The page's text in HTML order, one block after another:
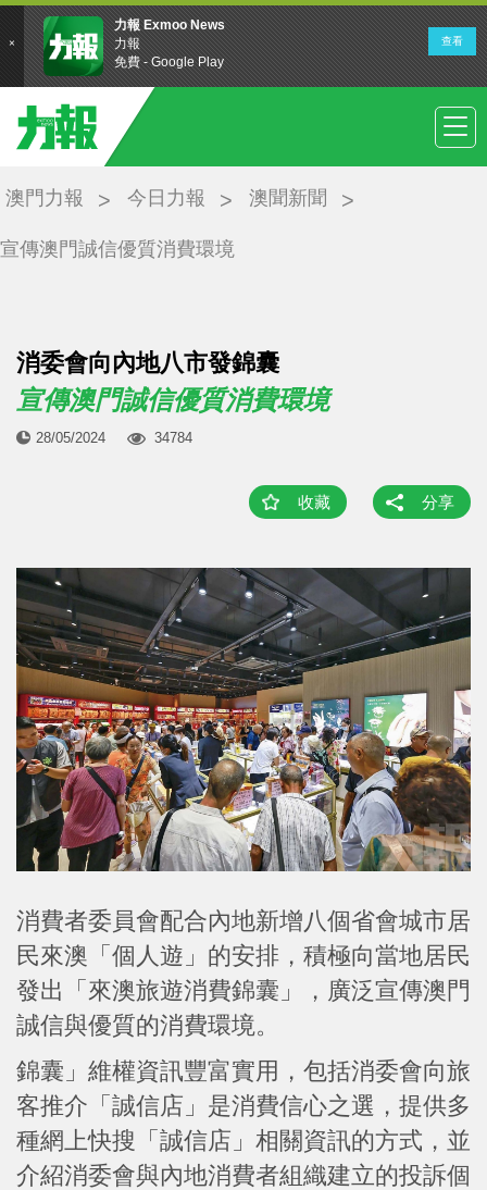
澳門力報 今日力報 澳聞新聞
宣傳澳門誠信優質消費環境
消委會向內地八市發錦囊
宣傳澳門誠信優質消費環境
28/05/2024 34784
收藏 分享
消費者委員會配合內地新增八個省會城市居
民來澳「個人遊」的安排，積極向當地居民
發出「來澳旅遊消費錦囊」，廣泛宣傳澳門
誠信與優質的消費環境。
錦囊」維權資訊豐富實用，包括消委會向旅
客推介「誠信店」是消費信心之選，提供多
種網上快搜「誠信店」相關資訊的方式，並
介紹消委會與內地消費者組織建立的投訴個